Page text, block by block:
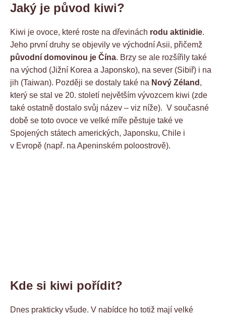
Jaký je původ kiwi?
Kiwi je ovoce, které roste na dřevinách rodu aktinidie.
Jeho první druhy se objevily ve východní Asii, přičemž
původní domovinou je Čína. Brzy se ale rozšířily také
na východ (Jižní Korea a Japonsko), na sever (Sibiř) i na
jih (Taiwan). Později se dostaly také na Nový Zéland ,
který se stal ve 20. století největším vývozcem kiwi (zde
také ostatně dostalo svůj název – viz níže). V současné
době se toto ovoce ve velké míře pěstuje také ve
Spojených státech amerických, Japonsku, Chile i
v Evropě (např. na Apeninském poloostrově).
Kde si kiwi pořídit?
Dnes prakticky všude. V nabídce ho totiž mají velké